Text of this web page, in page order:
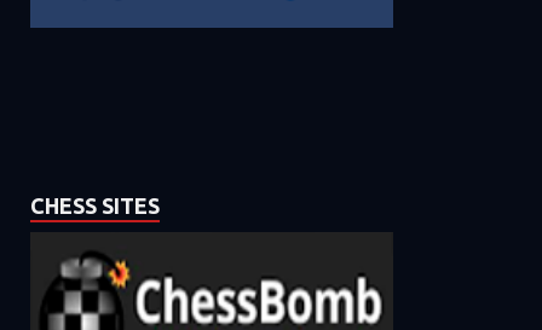
CHESS SITES